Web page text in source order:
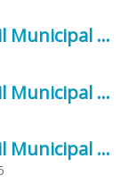
Procès-Verbal du Conseil Municipal du 5 juin 2026
Procès-Verbal du Conseil Municipal du 21 avril 2026
Procès-Verbal du Conseil Municipal du 31 mars 2026